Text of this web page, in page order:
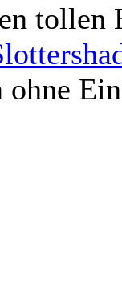
tollen
ohne